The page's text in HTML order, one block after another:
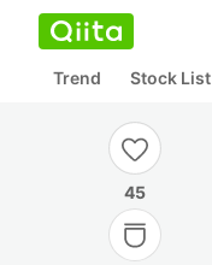
Trend Stock List
45